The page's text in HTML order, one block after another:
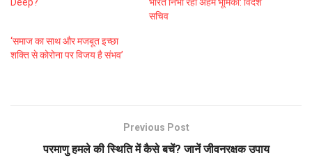
सचिव
‘समाज का साथ और मजबूत इच्छा
शक्ति से कोरोना पर विजय है संभव’
Previous Post
परमाणु हमले की स्थिति में कैसे बचें? जानें जीवनरक्षक उपाय